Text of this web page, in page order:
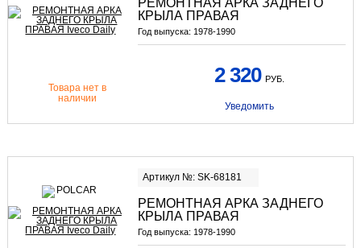
РЕМОНТНАЯ АРКА ЗАДНЕГО
КРЫЛА ПРАВАЯ
Год выпуска: 1978-1990
Товара нет в
наличии
2 320 РУБ.
Уведомить
Артикул №: SK-68181
РЕМОНТНАЯ АРКА ЗАДНЕГО
КРЫЛА ПРАВАЯ
Год выпуска: 1978-1990